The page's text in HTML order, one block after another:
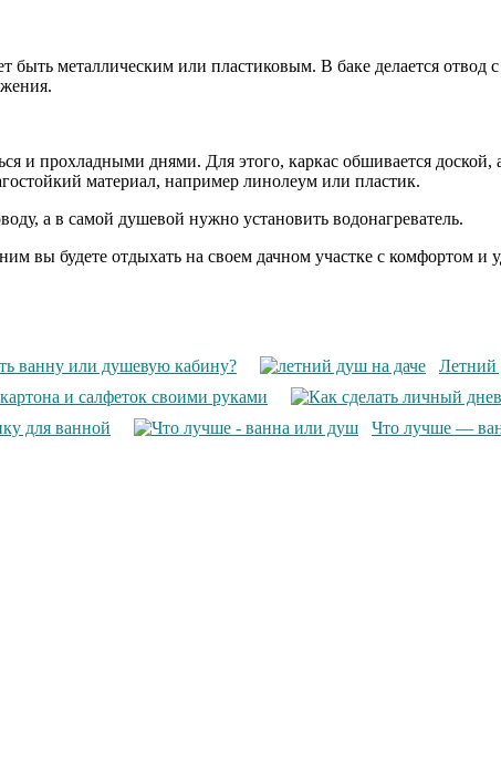
металлическим или пластиковым. В баке делается отвод с
и прохладными днями. Для этого, каркас обшивается
материал, например линолеум или пластик.
а в самой душевой нужно установить водонагреватель.
вы будете отдыхать на своем дачном участке с комфортом и
ванну или душевую кабину?
Летний
и салфеток своими руками
для ванной
Что лучше —